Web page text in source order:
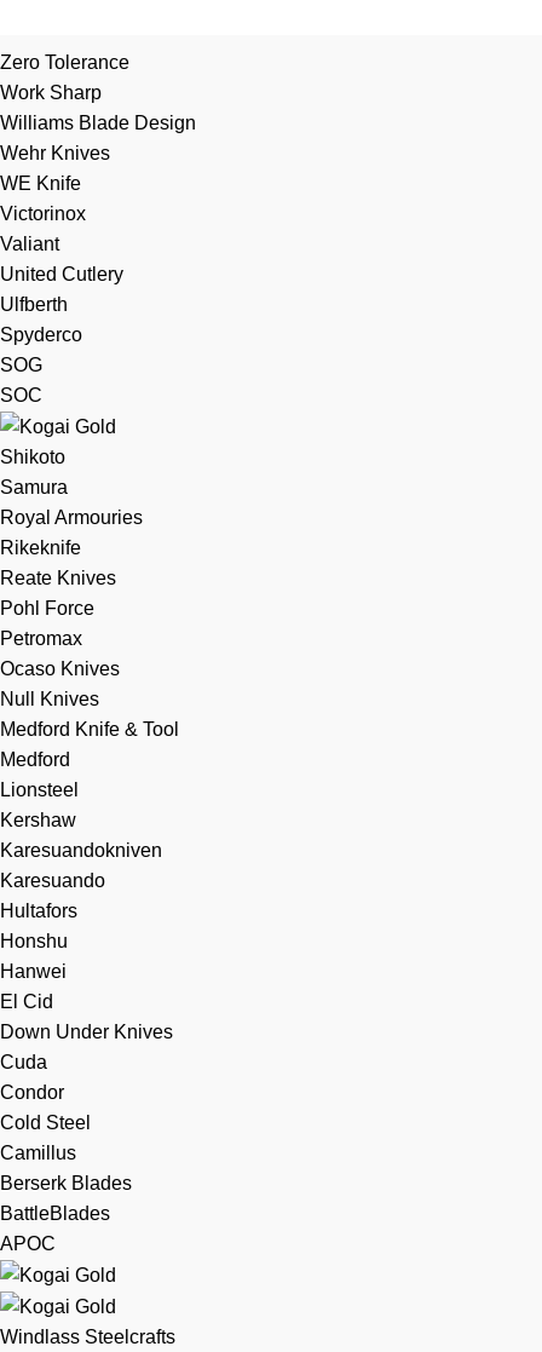
Zero Tolerance
Work Sharp
Williams Blade Design
Wehr Knives
WE Knife
Victorinox
Valiant
United Cutlery
Ulfberth
Spyderco
SOG
SOC
Shikoto
Samura
Royal Armouries
Rikeknife
Reate Knives
Pohl Force
Petromax
Ocaso Knives
Null Knives
Medford Knife & Tool
Medford
Lionsteel
Kershaw
Karesuandokniven
Karesuando
Hultafors
Honshu
Hanwei
El Cid
Down Under Knives
Cuda
Condor
Cold Steel
Camillus
Berserk Blades
BattleBlades
APOC
Windlass Steelcrafts